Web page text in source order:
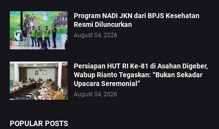
Program NADI JKN dari BPJS Kesehatan
Resmi Diluncurkan
August 04, 2026
Persiapan HUT RI Ke-81 di Asahan Digeber,
Wabup Rianto Tegaskan: “Bukan Sekadar
Upacara Seremonial”
August 04, 2026
POPULAR POSTS